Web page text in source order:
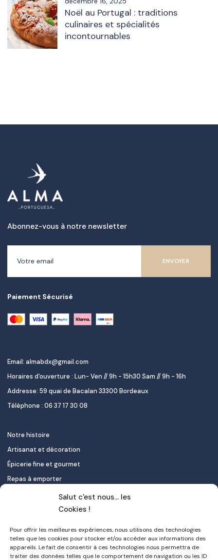
Salut c'est nous... les
Cookies !
Pour offrir les meilleures expériences, nous utilisons des technologies
telles que les cookies pour stocker et/ou accéder aux informations des
appareils. Le fait de consentir à ces technologies nous permettra de
traiter des données telles que le comportement de navigation ou les ID
Noël au Portugal : traditions
culinaires et spécialités
incontournables
Abonnez-vous à notre newsletter
Paiement Sécurisé
Email: almabdx@gmail.com
Horaires d'ouverture : Lun- Ven // 9h - 15h30 Sam // 9h - 16h
Addresse: 59 quai de Bacalan 33300 Bordeaux
Téléphone : 06 37 17 30 08
Notre histoire
Artisanat et décoration
Épicerie fine et gourmet
Repas à emporter
Le pastel de nata
Contact
Mon compte